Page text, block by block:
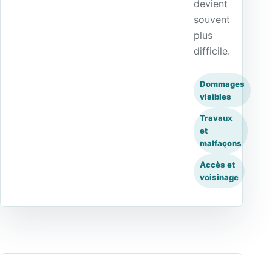
devient
souvent
plus
difficile.
Dommages
visibles
Travaux
et
malfaçons
Accès et
voisinage